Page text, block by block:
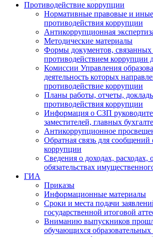
Противодействие коррупции
Нормативные правовые и
противодействия коррупции
Антикоррупционная
Методические материалы
Формы документов, связанных
противодействием коррупции
Комиссии Управления
деятельность которых
противодействие коррупции
Планы работы, отчеты,
противодействия коррупции
Информация о СЗП
заместителей, главных
Антикоррупционное
Обратная связь для сообщений
коррупции
Сведения о доходах, расходах,
обязательствах
ГИА
Приказы
Информационные материалы
Сроки и места подачи
государственной итоговой
Вниманию выпускников
обучающихся образовательных